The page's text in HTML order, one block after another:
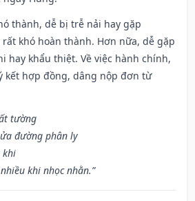
thành, dễ bị trễ nải hay gặp
khó hoàn thành. Hơn nữa, dễ gặp
hay khẩu thiệt. Về việc hành chính,
kết hợp đồng, dâng nộp đơn từ
tường
đường phân ly
khi
khi nhọc nhằn.”